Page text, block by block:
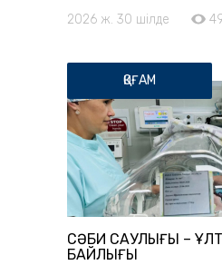
2026 ж. 30 шілде
ҚОҒАМ
СӘБИ САУЛЫҒЫ –
БАЙЛЫҒЫ